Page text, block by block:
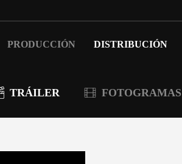
PRODUCCIÓN DISTRIBUCIÓN
TRÁILER FOTOGRAMAS